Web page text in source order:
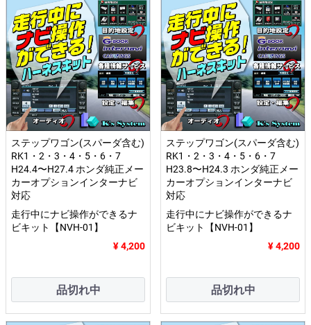
ステップワゴン(スパーダ含む)
RK1・2・3・4・5・6・7
H24.4〜H27.4 ホンダ純正メー
カーオプションインターナビ
対応
走行中にナビ操作ができるナ
ビキット【NVH-01】
¥ 4,200
品切れ中
ステップワゴン(スパーダ含む)
RK1・2・3・4・5・6・7
H23.8〜H24.3 ホンダ純正メー
カーオプションインターナビ
対応
走行中にナビ操作ができるナ
ビキット【NVH-01】
¥ 4,200
品切れ中